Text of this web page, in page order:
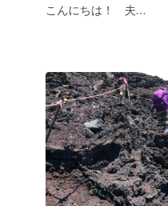
こんにちは！ 夫…